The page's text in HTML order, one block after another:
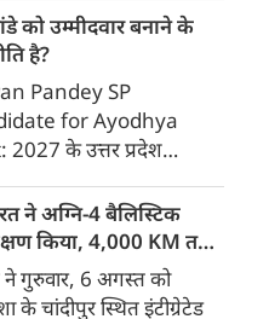
और देशभक्त बताया।
मिसाइल का सफल परीक्षण।
मेरठ एक्सप्रेसवे पर आज से
कांवड़ को एंट्री मिलेगी।
अदालत ने मेटा पर 5400
जुर्माना लगाया। 7 अगस्त
खबरें :
को उम्मीदवार बनाने के
है?
Pandey SP
for Ayodhya
2027 के उत्तर प्रदेश
(सपा) के राष्ट्रीय अध्यक्ष
यादव द्वारा अयोध्या
सीट से पूर्व मंत्री तेज
उर्फ पवन पांडे को उम्मीदवार
ने अग्नि-4 बैलिस्टिक
किया, 4,000 KM तक
ने गुरुवार, 6 अगस्त को
के चांदीपुर स्थित इंटीग्रेटेड